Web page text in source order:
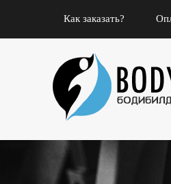
Как заказать?